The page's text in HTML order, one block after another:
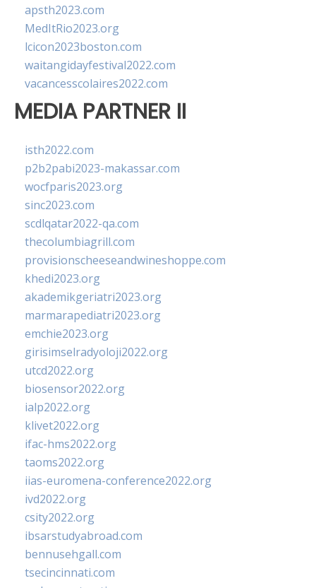
apsth2023.com
MedItRio2023.org
lcicon2023boston.com
waitangidayfestival2022.com
vacancesscolaires2022.com
MEDIA PARTNER II
isth2022.com
p2b2pabi2023-makassar.com
wocfparis2023.org
sinc2023.com
scdlqatar2022-qa.com
thecolumbiagrill.com
provisionscheeseandwineshoppe.com
khedi2023.org
akademikgeriatri2023.org
marmarapediatri2023.org
emchie2023.org
girisimselradyoloji2022.org
utcd2022.org
biosensor2022.org
ialp2022.org
klivet2022.org
ifac-hms2022.org
taoms2022.org
iias-euromena-conference2022.org
ivd2022.org
csity2022.org
ibsarstudyabroad.com
bennusehgall.com
tsecincinnati.com